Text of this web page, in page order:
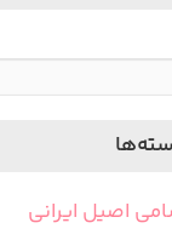
اصیل ایرانی